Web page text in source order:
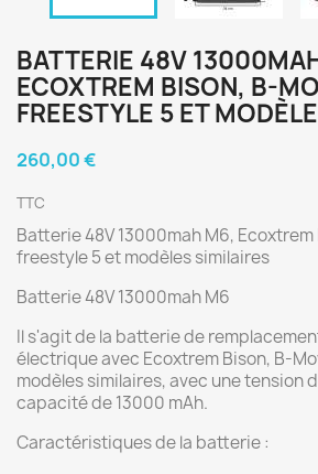
BATTERIE 48V
ECOXTREM BISON, B-
FREESTYLE 5 ET
260,00 €
TTC
Batterie 48V 13000mah M6,
freestyle 5 et modèles similaires
Batterie 48V 13000mah M6
Il s'agit de la batterie de
électrique avec Ecoxtrem Bison, B-
modèles similaires, avec une tension
capacité de 13000 mAh.
Caractéristiques de la batterie :